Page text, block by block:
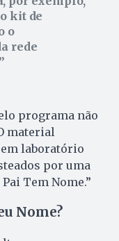
kit de
o
rede
programa não
material
laboratório
por uma
Tem Nome.”
Nome?